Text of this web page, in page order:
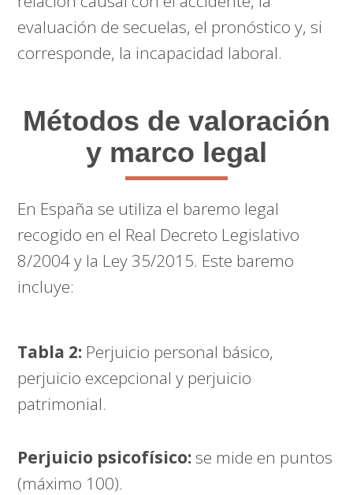
evaluación de secuelas, el pronóstico y, si
corresponde, la incapacidad laboral.
Métodos de valoración
y marco legal
En España se utiliza el baremo legal
recogido en el Real Decreto Legislativo
8/2004 y la Ley 35/2015. Este baremo
incluye:
Tabla 2: Perjuicio personal básico,
perjuicio excepcional y perjuicio
patrimonial.
Perjuicio psicofísico: se mide en puntos
(máximo 100).